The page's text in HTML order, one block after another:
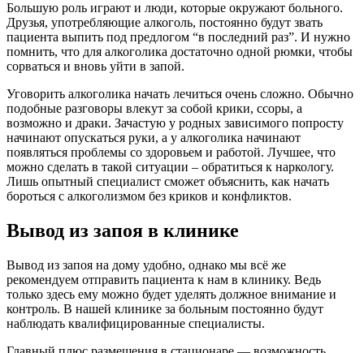
Большую роль играют и люди, которые окружают больного.
Друзья, употребляющие алкоголь, постоянно будут звать
пациента выпить под предлогом “в последний раз”. И нужно
помнить, что для алкоголика достаточно одной рюмки, чтобы
сорваться и вновь уйти в запой.
Уговорить алкоголика начать лечиться очень сложно. Обычно
подобные разговоры влекут за собой крики, ссоры, а
возможно и драки. Зачастую у родных зависимого попросту
начинают опускаться руки, а у алкоголика начинают
появляться проблемы со здоровьем и работой. Лучшее, что
можно сделать в такой ситуации – обратиться к наркологу.
Лишь опытный специалист сможет объяснить, как начать
бороться с алкоголизмом без криков и конфликтов.
Вывод из запоя в клинике
Вывод из запоя на дому удобно, однако мы всё же
рекомендуем отправить пациента к нам в клинику. Ведь
только здесь ему можно будет уделять должное внимание и
контроль. В нашей клинике за больным постоянно будут
наблюдать квалифицированные специалисты.